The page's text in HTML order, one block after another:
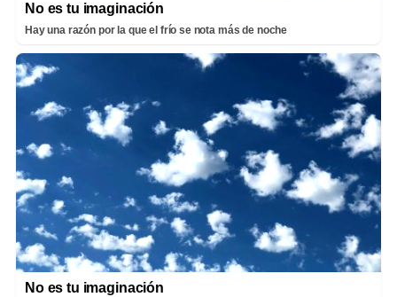
No es tu imaginación
Hay una razón por la que el frío se nota más de noche
No es tu imaginación